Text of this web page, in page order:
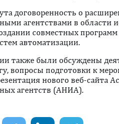
договоренность о
агентствами в области
совместных
автоматизации.
также были обсуждены
вопросы подготовки к
нового веб-сайта
агентств (АНИА).